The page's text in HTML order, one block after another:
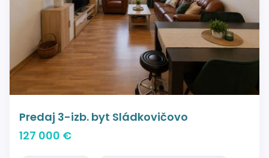
Predaj 3-izb. byt Sládkovičovo
127 000 €